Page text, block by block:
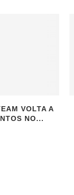
VOLTA A
NO...